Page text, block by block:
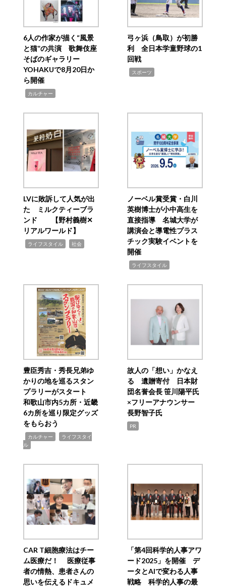
6人の作家が描く“風景
と猫”の共演 歌舞伎座
そばのギャラリー
YOHAKUで8月20日か
ら開催
カルチャー
弓ヶ浜（鳥取）が初勝
利 全日本学童野球の1
回戦
スポーツ
LVに敗訴して人気が出
た ミルクティーブラ
ンド 【野村義樹✕
リアルワールド】
ライフスタイル 社会
ノーベル賞受賞・白川
英樹博士が小中高生を
直接指導 名城大学が
講演会と導電性プラス
チック実験イベントを
開催
ライフスタイル
豊臣秀吉・秀長兄弟ゆ
かりの地を巡るスタン
プラリーがスタート
和歌山市内5カ所・近畿
6カ所を巡り限定グッズ
をもらおう
カルチャー
ライフスタイ
ル
故人の「想い」かなえ
る 遺贈寄付 日本財
団名誉会長 笹川陽平氏
×フリーアナウンサー
長野智子氏
PR
CAR T細胞療法はチー
ム医療だ！ 医療従事
者の情熱、患者さんの
思いを伝えるドキュメ
「第4回科学的人事アワ
ード2025」を開催 デ
ータとAIで変わる人事
戦略 科学的人事の最